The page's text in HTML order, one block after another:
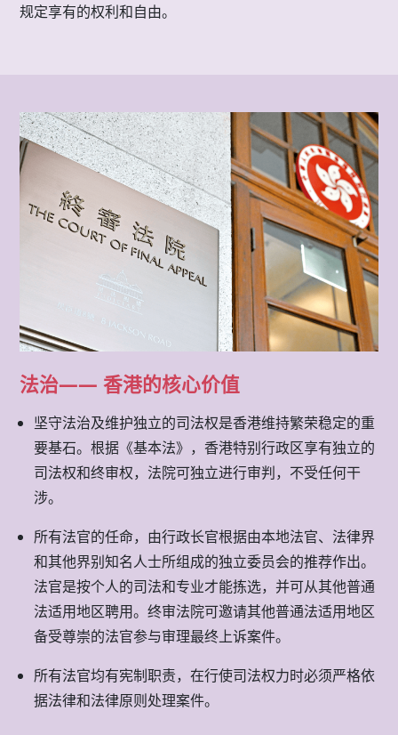
规定享有的权利和自由。
法治—— 香港的核心价值
坚守法治及维护独立的司法权是香港维持繁荣稳定的重
要基石。根据《基本法》，香港特别行政区享有独立的
司法权和终审权，法院可独立进行审判，不受任何干
涉。
所有法官的任命，由行政长官根据由本地法官、法律界
和其他界别知名人士所组成的独立委员会的推荐作出。
法官是按个人的司法和专业才能拣选，并可从其他普通
法适用地区聘用。终审法院可邀请其他普通法适用地区
备受尊崇的法官参与审理最终上诉案件。
所有法官均有宪制职责，在行使司法权力时必须严格依
据法律和法律原则处理案件。